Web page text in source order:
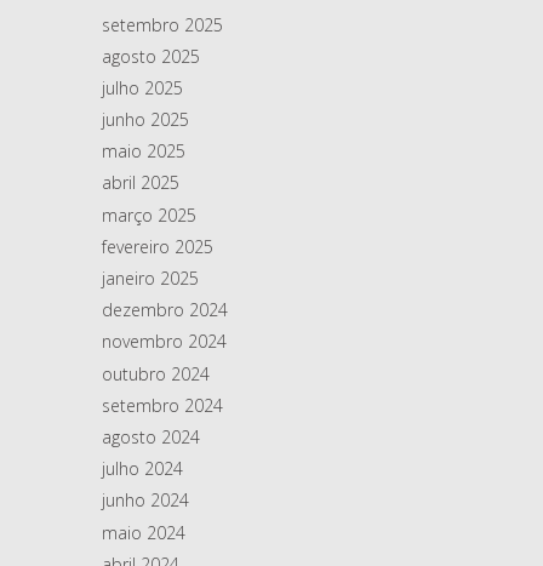
setembro 2025
agosto 2025
julho 2025
junho 2025
maio 2025
abril 2025
março 2025
fevereiro 2025
janeiro 2025
dezembro 2024
novembro 2024
outubro 2024
setembro 2024
agosto 2024
julho 2024
junho 2024
maio 2024